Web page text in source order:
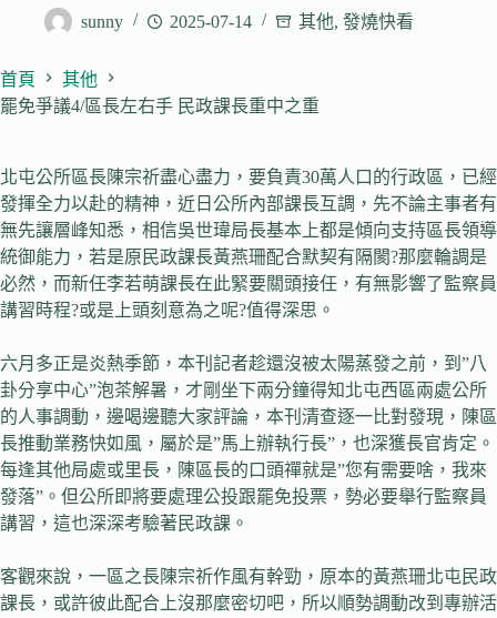
sunny 2025-07-14 其他, 發燒快看
首頁
其他
罷免爭議4/區長左右手 民政課長重中之重
北屯公所區長陳宗祈盡心盡力，要負責30萬人口的行政區，已經
發揮全力以赴的精神，近日公所內部課長互調，先不論主事者有
無先讓層峰知悉，相信吳世瑋局長基本上都是傾向支持區長領導
統御能力，若是原民政課長黃燕珊配合默契有隔閡?那麼輪調是
必然，而新任李若萌課長在此緊要關頭接任，有無影響了監察員
講習時程?或是上頭刻意為之呢?值得深思。
六月多正是炎熱季節，本刊記者趁還沒被太陽蒸發之前，到”八
卦分享中心”泡茶解暑，才剛坐下兩分鐘得知北屯西區兩處公所
的人事調動，邊喝邊聽大家評論，本刊清查逐一比對發現，陳區
長推動業務快如風，屬於是”馬上辦執行長”，也深獲長官肯定。
每逢其他局處或里長，陳區長的口頭禪就是”您有需要啥，我來
發落”。但公所即將要處理公投跟罷免投票，勢必要舉行監察員
講習，這也深深考驗著民政課。
客觀來說，一區之長陳宗祈作風有幹勁，原本的黃燕珊北屯民政
課長，或許彼此配合上沒那麼密切吧，所以順勢調動改到專辦活